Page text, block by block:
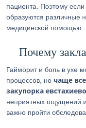
пациента. Поэтому
образуются различные
медицинской помощью.
Почему
Гайморит и боль в ухе
процессов, ночаще
закупорка
неприятных ощущений
важно пройти